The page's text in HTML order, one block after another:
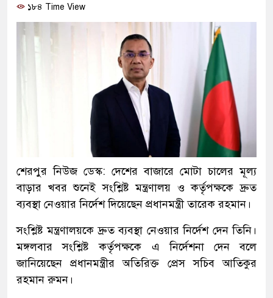
১৮৪ Time View
শেরপুর নিউজ ডেস্ক: দেশের বাজারে মোটা চালের মূল্য
বাড়ার খবর শুনেই সংশ্লিষ্ট মন্ত্রণালয় ও কর্তৃপক্ষকে দ্রুত
ব্যবস্থা নেওয়ার নির্দেশ দিয়েছেন প্রধানমন্ত্রী তারেক রহমান।
সংশ্লিষ্ট মন্ত্রণালয়কে দ্রুত ব্যবস্থা নেওয়ার নির্দেশ দেন তিনি।
মঙ্গলবার সংশ্লিষ্ট কর্তৃপক্ষকে এ নির্দেশনা দেন বলে
জানিয়েছেন প্রধানমন্ত্রীর অতিরিক্ত প্রেস সচিব আতিকুর
রহমান রুমন।